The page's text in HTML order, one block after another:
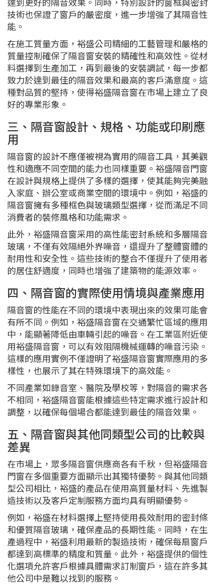
技術也保證了窗戶的嚴密度，進一步增強了其隔音性
能。
在施工質量方面，裕盛公司精細的工藝管理和嚴格的
質量控制確保了隔音窗安裝的精確性和高效性。從材
料選擇到生產加工，再到最後的安裝調試，每一步都
致力於達到最佳的隔音效果和最高的客戶滿意度。這
種對品質的堅持，使得裕盛隔音窗在市場上建立了良
好的專業形象。
三、隔音窗設計、規格、功能或印刷應
用
隔音窗的設計不應僅被視為實用的隔音工具，其美觀
性和適應不同空間的能力也同樣重要。裕盛隔音門窗
在設計與規格上提供了多樣的選擇，使其能夠完美融
入家庭、辦公室或商業空間的環境中。例如，裕盛的
隔音窗擁有多種框色與玻璃類型選擇，從而滿足不同
消費者的裝修風格和功能需求。
此外，裕盛隔音窗采用的高性能密封系統和多層隔音
玻璃，不僅有效隔絕外界噪音，還提升了整體窗體的
耐用性和安全性。這些技術的整合不僅提升了使用者
的居住舒適度，同時也增強了建築物的能源效率。
四、隔音窗的實際使用情境與產業應用
隔音窗的性能在不同的環境中表現出來的效果可能會
有所不同。例如，裕盛隔音窗在交通繁忙區域的應用
中，能顯著降低由車輛引起的噪音。在工業區附近使
用裕盛隔音窗，可以有效阻隔機械運轉的噪音污染。
這樣的應用實例不僅證明了裕盛隔音窗實際應用的多
樣性，也展示了其在特殊環境下的高效能。
不同產業如錄音室、醫院及學校等，對隔音的需求各
不相同，裕盛隔音窗能根據這些特定需求進行設計和
調整，以確保每個場合都能達到最佳的隔音效果。
五、隔音窗與其他同類型公司的比較與
差異
在市場上，眾多隔音窗供應商各有千秋，但裕盛隔音
門窗在多個重要方面顯示出其獨特優勢。與其他同類
型公司相比，裕盛的產品在使用高質量材料、先進製
造技術以及客戶定制服務方面均具有明顯優勢。
例如，裕盛在材料選擇上堅持使用長效耐用的密封條
和優質隔音玻璃，確保產品的長期性能。同時，在生
產過程中，裕盛利用最新的製造技術，確保每扇窗戶
都達到高標準的精度和質量。此外，裕盛提供的個性
化選項允許客戶根據具體需求訂制窗戶，這在許多其
他公司中是難以找到的服務。